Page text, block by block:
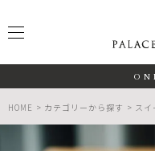
HOME カテゴリーから探す スイ